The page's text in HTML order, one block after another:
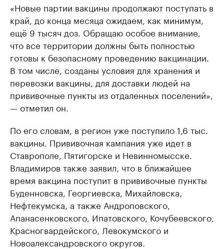
«Новые партии вакцины продолжают поступать в
край, до конца месяца ожидаем, как минимум,
ещё 9 тысяч доз. Обращаю особое внимание,
что все территории должны быть полностью
готовы к безопасному проведению вакцинации.
В том числе, созданы условия для хранения и
перевозки вакцины, для доставки людей на
прививочные пункты из отдаленных поселений»,
— отметил он.
По его словам, в регион уже поступило 1,6 тыс.
вакцины. Прививочная кампания уже идет в
Ставрополе, Пятигорске и Невинномысске.
Владимиров также заявил, что в ближайшее
время вакцина поступит в прививочные пункты
Буденновска, Георгиевска, Михайловска,
Нефтекумска, а также Андроповского,
Апанасенковского, Ипатовского, Кочубеевского,
Красногвардейского, Левокумского и
Новоалександровского округов.